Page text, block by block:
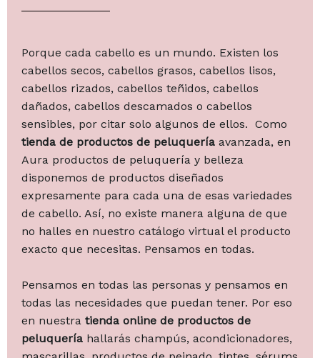
Porque cada cabello es un mundo. Existen los
cabellos secos, cabellos grasos, cabellos lisos,
cabellos rizados, cabellos teñidos, cabellos
dañados, cabellos descamados o cabellos
sensibles, por citar solo algunos de ellos. Como
tienda de productos de peluquería avanzada, en
Aura productos de peluquería y belleza
disponemos de productos diseñados
expresamente para cada una de esas variedades
de cabello. Así, no existe manera alguna de que
no halles en nuestro catálogo virtual el producto
exacto que necesitas. Pensamos en todas.
Pensamos en todas las personas y pensamos en
todas las necesidades que puedan tener. Por eso
en nuestra tienda online de productos de
peluquería hallarás champús, acondicionadores,